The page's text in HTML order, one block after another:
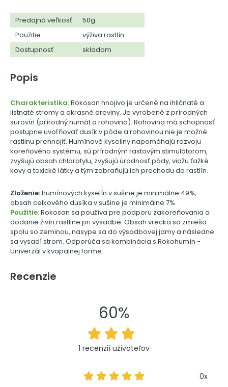
Predajná veľkosť
50g
Použitie
výživa rastlín
Dostupnosť
skladom
Popis
Charakteristika:Rokosan hnojivo je určené na ihličnaté a
listnaté stromy a okrasné dreviny. Je vyrobené z prírodných
surovín (prírodný humát a rohovina). Rohovina má schopnosť
postupne uvoľňovať dusík v pôde a rohovinou nie je možné
rastlinu prehnojiť. Humínové kyseliny napomáhajú rozvoju
koreňového systému, sú prírodným rastovým stimulátorom,
zvyšujú obsah chlorofylu, zvyšujú úrodnosť pôdy, viažu ťažké
kovy a toxické látky a tým zabraňujú ich prechodu do rastlín.
Zloženie:humínových kyselín v sušine je minimálne 49%,
obsah celkového dusíka v sušine je minimálne 7%.
Použitie:Rokosan sa používa pre podporu zakoreňovania a
dodanie živín rastline pri výsadbe. Obsah vrecka sa zmieša
spolu so zeminou, nasype sa do výsadbovej jamy a následne
sa vysadí strom. Odporúča sa kombinácia s Rokohumín -
Univerzál v kvapalnej forme.
Recenzie
60%
1 recenzií užívateľov
0x